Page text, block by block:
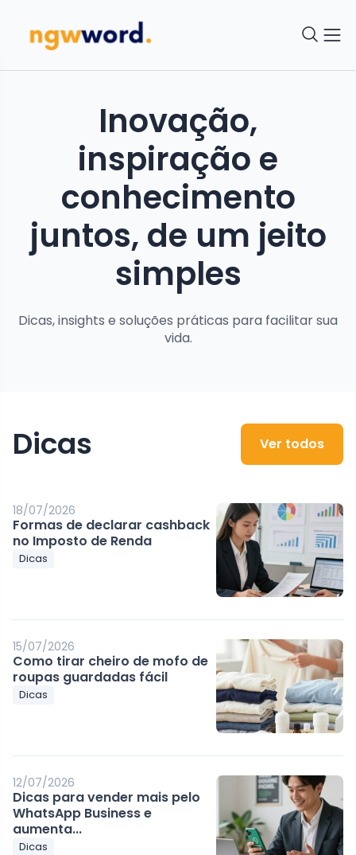
Inovação,
inspiração e
conhecimento
juntos, de um jeito
simples
Dicas, insights e soluções práticas para facilitar sua
vida.
Dicas Ver todos
18/07/2026
Formas de declarar cashback
no Imposto de Renda
Dicas
15/07/2026
Como tirar cheiro de mofo de
roupas guardadas fácil
Dicas
12/07/2026
Dicas para vender mais pelo
WhatsApp Business e
aumenta...
Dicas